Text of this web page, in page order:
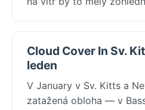
Cloud Cover In Sv.
leden
V January v Sv. Kitts a
zatažená obloha — v